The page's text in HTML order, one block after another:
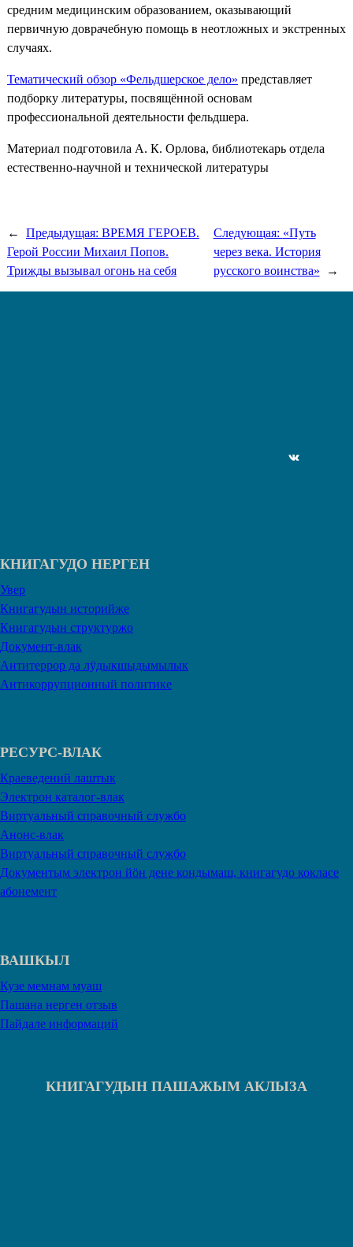
средним медицинским образованием, оказывающий
первичную доврачебную помощь в неотложных и экстренных
случаях.
Тематический обзор «Фельдшерское дело» представляет
подборку литературы, посвящённой основам
профессиональной деятельности фельдшера.
Материал подготовила А. К. Орлова, библиотекарь отдела
естественно-научной и технической литературы
← Предыдущая: ВРЕМЯ ГЕРОЕВ.
Герой России Михаил Попов.
Трижды вызывал огонь на себя
Следующая: «Путь
через века. История
русского воинства»
→
ВКонтакте
КНИГАГУДО НЕРГЕН
Увер
Книгагудын историйже
Книгагудын структуржо
Документ-влак
Антитеррор да лӱдыкшыдымылык
Антикоррупционный политике
РЕСУРС-ВЛАК
Краеведений лаштык
Электрон каталог-влак
Виртуальный справочный службо
Анонс-влак
Виртуальный справочный службо
Документым электрон йӧн дене кондымаш, книгагудо кокласе
абонемент
ВАШКЫЛ
Кузе мемнам муаш
Пашана нерген отзыв
Пайдале информаций
КНИГАГУДЫН ПАШАЖЫМ АКЛЫЗА